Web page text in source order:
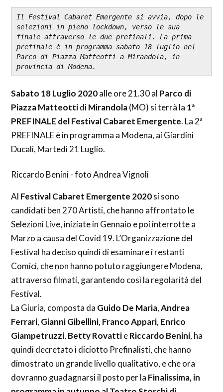
Il Festival Cabaret Emergente si avvia, dopo le
selezioni in pieno lockdown, verso le sua
finale attraverso le due prefinali. La prima
prefinale è in programma sabato 18 luglio nel
Parco di Piazza Matteotti a Mirandola, in
provincia di Modena.
Sabato 18 Luglio 2020alle ore 21.30 al Parco di
Piazza MatteottidiMirandola(MO) si terrà la 1ª
PREFINALE del Festival Cabaret Emergente. La 2ª
PREFINALE è in programma a Modena, ai Giardini
Ducali, Martedì 21 Luglio.
Riccardo Benini - foto Andrea Vignoli
Al Festival Cabaret Emergente 2020si sono
candidati ben 270 Artisti, che hanno affrontato le
Selezioni Live, iniziate in Gennaio e poi interrotte a
Marzo a causa del Covid 19. L’Organizzazione del
Festival ha deciso quindi di esaminare i restanti
Comici, che non hanno potuto raggiungere Modena,
attraverso filmati, garantendo così la regolarità del
Festival.
La Giuria, composta da Guido De Maria,Andrea
Ferrari, Gianni Gibellini, Franco Appari, Enrico
Giampetruzzi, Betty RovattieRiccardo Benini, ha
quindi decretato i diciotto Prefinalisti, che hanno
dimostrato un grande livello qualitativo, e che ora
dovranno guadagnarsi il posto per la Finalissima, in